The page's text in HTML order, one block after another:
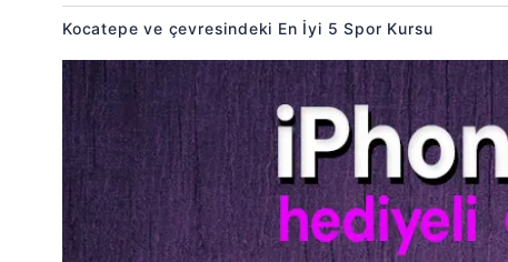
Kocatepe ve çevresindeki En İyi 5 Spor Kursu